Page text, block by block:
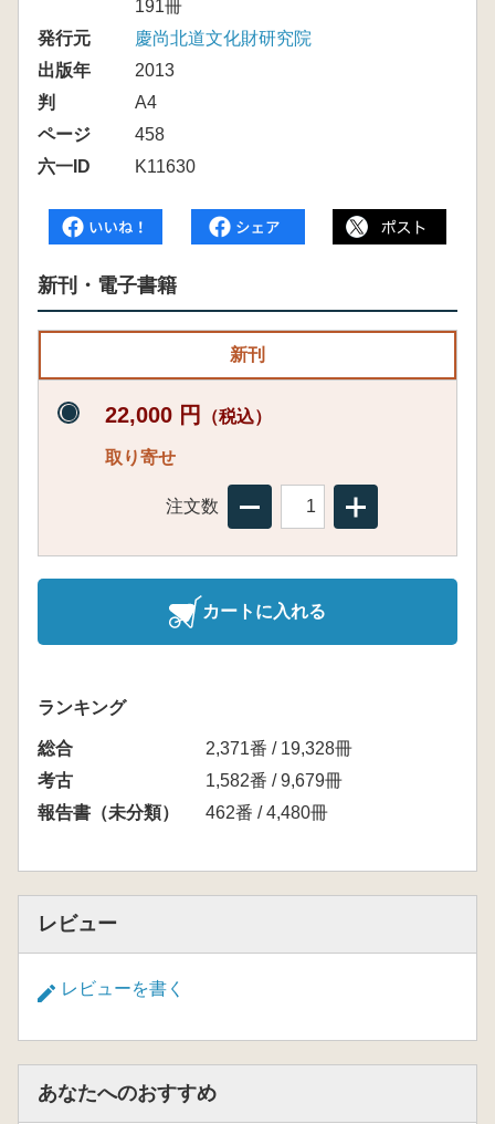
191冊
発行元
慶尚北道文化財研究院
出版年
2013
判
A4
ページ
458
六一ID
K11630
新刊・電子書籍
新刊
22,000 円 （税込）
取り寄せ
注文数
カートに入れる
ランキング
総合
2,371番 / 19,328冊
考古
1,582番 / 9,679冊
報告書（未分類）
462番 / 4,480冊
レビュー
レビューを書く
あなたへのおすすめ